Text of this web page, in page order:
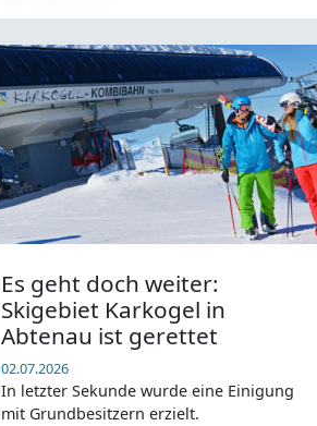
Es geht doch weiter:
Skigebiet Karkogel in
Abtenau ist gerettet
02.07.2026
In letzter Sekunde wurde eine Einigung
mit Grundbesitzern erzielt.